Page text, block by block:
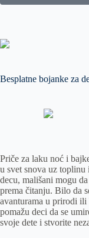
Besplatne bojanke za
Priče za laku noć i
u svet snova uz
decu, mališani mogu
prema čitanju. Bilo da
avanturama u prirodi
pomažu deci da se
svoje dete i stvorite